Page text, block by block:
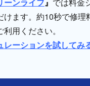
ーンライフ』 では料金
けます。約10秒で修理
用ください。
ーションを試してみ